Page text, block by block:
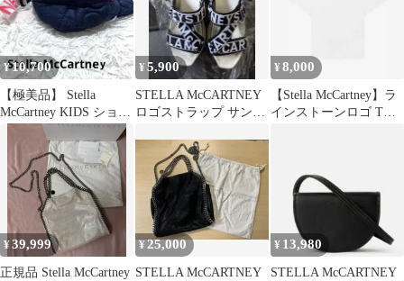
¥10,700
【極美品】 Stella
McCartney KIDS ショル
ダーバッグ
¥5,900
STELLA McCARTNEY
ロゴストラップ サンダ
¥8,000
【Stella McCartney】ラ
インストーンロゴ Tシ
¥39,999
正規品 Stella McCartney
¥25,000
STELLA McCARTNEY
¥ 13,980
STELLA McCARTNEY